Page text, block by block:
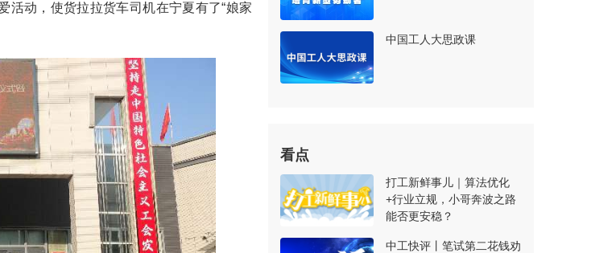
活动，使货拉拉货车司机在宁夏有了“娘家
中国工人大思政课
看点
打工新鲜事儿｜算法优化
+行业立规，小哥奔波之路
能否更安稳？
中工快评丨笔试第二花钱劝